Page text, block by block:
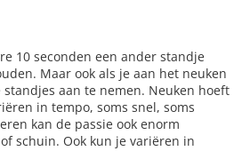
10 seconden een ander standje
Maar ook als je aan het neuken
aan te nemen. Neuken hoeft
in tempo, soms snel, soms
kan de passie ook enorm
schuin. Ook kun je variëren in